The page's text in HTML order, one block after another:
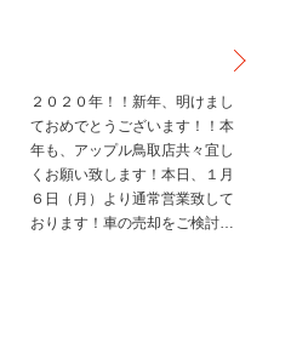
２０２０年！！新年、明けまし
ておめでとうございます！！本
年も、アップル鳥取店共々宜し
くお願い致します！本日、１月
６日（月）より通常営業致して
おります！車の売却をご検討中